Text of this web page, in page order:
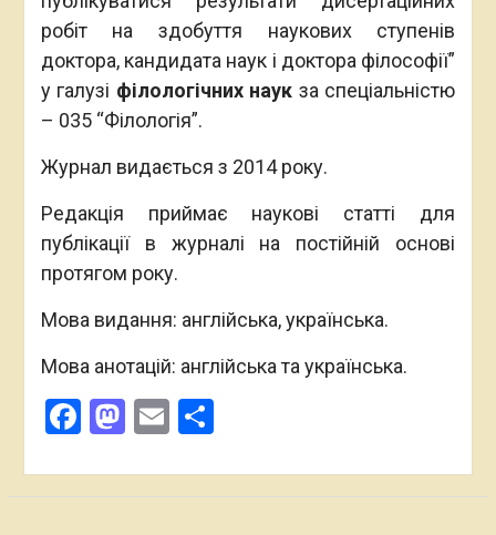
робіт на здобуття наукових ступенів
доктора, кандидата наук і доктора філософії”
у галузі філологічних наук за спеціальністю
– 035 “Філологія”.
Журнал видається з 2014 року.
Редакція приймає наукові статті для
публікації в журналі на постійній основі
протягом року.
Мова видання: англійська, українська.
Мова анотацій: англійська та українська.
Facebook
Mastodon
EmailПоділитися